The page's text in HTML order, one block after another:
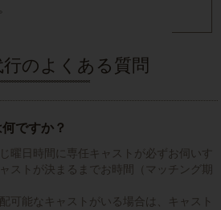
行のよくある質問
ですか？
曜日時間に専任キャストが必ずお伺いす
ストが決まるまでお時間（マッチング期
可能なキャストがいる場合は、キャスト